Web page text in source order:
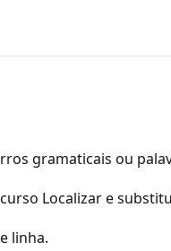
gramaticais ou
Localizar e
linha.